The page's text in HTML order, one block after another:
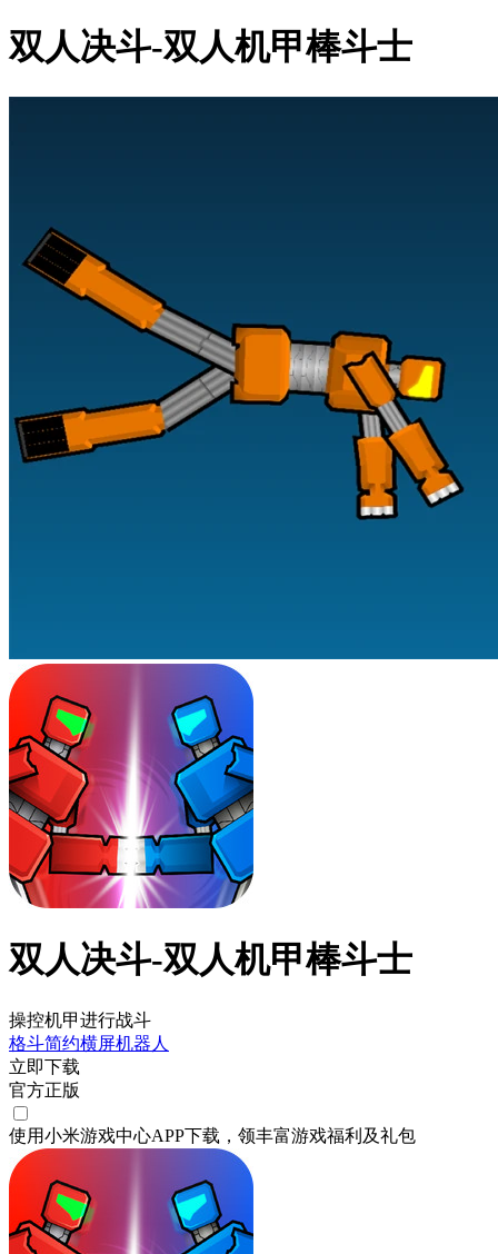
双人决斗-双人机甲棒斗士
双人决斗-双人机甲棒斗士
操控机甲进行战斗
格斗简约横屏机器人
立即下载
官方正版
使用小米游戏中心APP下载 ，领丰富游戏福利 及礼包